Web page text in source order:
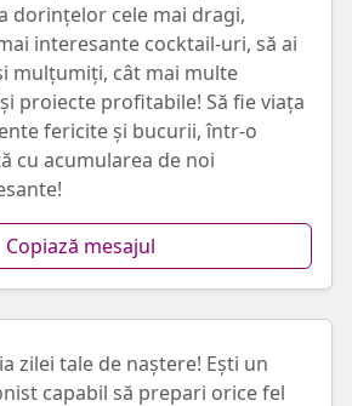
dorințelor cele mai dragi,
interesante cocktail-uri, să ai
mulțumiți, cât mai multe
proiecte profitabile! Să fie viața
fericite și bucurii, într-o
cu acumularea de noi
Copiază mesajul
zilei tale de naștere! Ești un
capabil să prepari orice fel